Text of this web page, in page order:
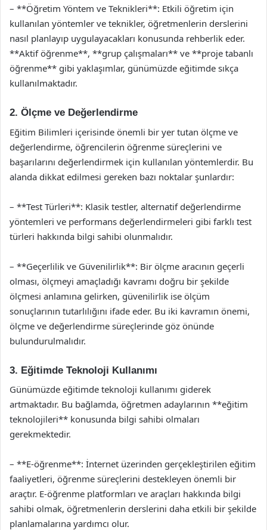
– **Öğretim Yöntem ve Teknikleri**: Etkili öğretim için
kullanılan yöntemler ve teknikler, öğretmenlerin derslerini
nasıl planlayıp uygulayacakları konusunda rehberlik eder.
**Aktif öğrenme**, **grup çalışmaları** ve **proje tabanlı
öğrenme** gibi yaklaşımlar, günümüzde eğitimde sıkça
kullanılmaktadır.
2. Ölçme ve Değerlendirme
Eğitim Bilimleri içerisinde önemli bir yer tutan ölçme ve
değerlendirme, öğrencilerin öğrenme süreçlerini ve
başarılarını değerlendirmek için kullanılan yöntemlerdir. Bu
alanda dikkat edilmesi gereken bazı noktalar şunlardır:
– **Test Türleri**: Klasik testler, alternatif değerlendirme
yöntemleri ve performans değerlendirmeleri gibi farklı test
türleri hakkında bilgi sahibi olunmalıdır.
– **Geçerlilik ve Güvenilirlik**: Bir ölçme aracının geçerli
olması, ölçmeyi amaçladığı kavramı doğru bir şekilde
ölçmesi anlamına gelirken, güvenilirlik ise ölçüm
sonuçlarının tutarlılığını ifade eder. Bu iki kavramın önemi,
ölçme ve değerlendirme süreçlerinde göz önünde
bulundurulmalıdır.
3. Eğitimde Teknoloji Kullanımı
Günümüzde eğitimde teknoloji kullanımı giderek
artmaktadır. Bu bağlamda, öğretmen adaylarının **eğitim
teknolojileri** konusunda bilgi sahibi olmaları
gerekmektedir.
– **E-öğrenme**: İnternet üzerinden gerçekleştirilen eğitim
faaliyetleri, öğrenme süreçlerini destekleyen önemli bir
araçtır. E-öğrenme platformları ve araçları hakkında bilgi
sahibi olmak, öğretmenlerin derslerini daha etkili bir şekilde
planlamalarına yardımcı olur.